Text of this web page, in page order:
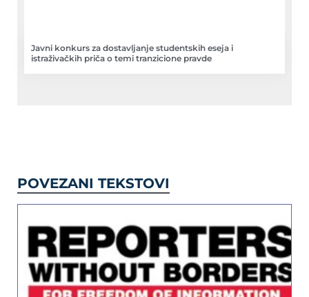
Javni konkurs za dostavljanje studentskih eseja i
istraživačkih priča o temi tranzicione pravde
POVEZANI TEKSTOVI